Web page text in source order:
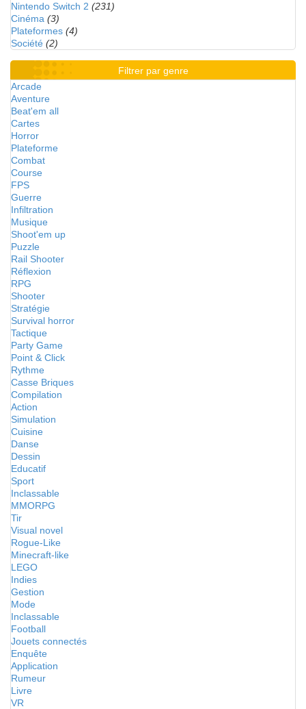
Nintendo Switch 2 (231)
Cinéma (3)
Plateformes (4)
Société (2)
Filtrer par genre
Arcade
Aventure
Beat'em all
Cartes
Horror
Plateforme
Combat
Course
FPS
Guerre
Infiltration
Musique
Shoot'em up
Puzzle
Rail Shooter
Réflexion
RPG
Shooter
Stratégie
Survival horror
Tactique
Party Game
Point & Click
Rythme
Casse Briques
Compilation
Action
Simulation
Cuisine
Danse
Dessin
Educatif
Sport
Inclassable
MMORPG
Tir
Visual novel
Rogue-Like
Minecraft-like
LEGO
Indies
Gestion
Mode
Inclassable
Football
Jouets connectés
Enquête
Application
Rumeur
Livre
VR